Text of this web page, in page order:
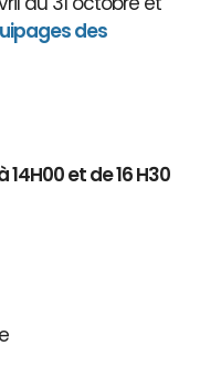
des
14H00 et de 16 H30